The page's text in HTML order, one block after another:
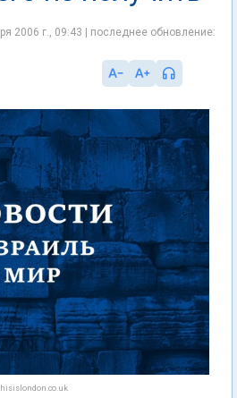
2006 г., 09:43 | последнее обновление: